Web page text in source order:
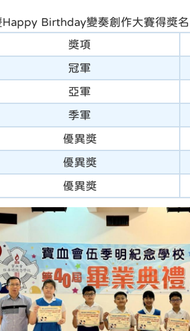
Happy Birthday變奏創作大賽得獎名
獎項
冠軍
亞軍
季軍
優異獎
優異獎
優異獎